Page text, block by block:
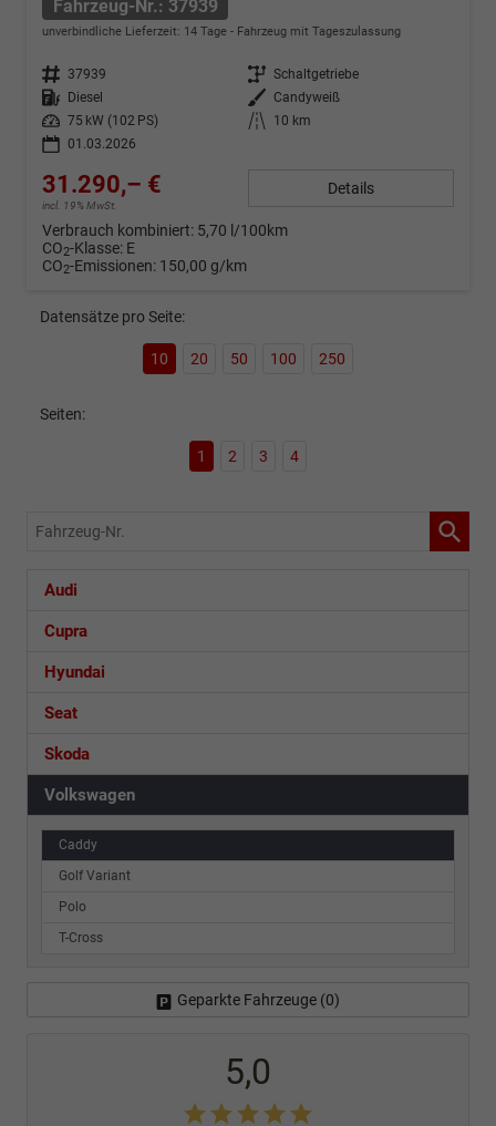
Fahrzeug-Nr.: 37939
unverbindliche Lieferzeit: 14 Tage Fahrzeug mit Tageszulassung
Fahrzeug-Nr. 37939 Getriebe Schaltgetriebe
Kraftstoff Diesel Außenfarbe Candyweiß
Leistung
75 kW (102 PS) Kilometerstand
10 km
01.03.2026
31.290,– €
incl. 19% MwSt.
Details
Verbrauch kombiniert: 5,70 l/100km
CO2-Klasse: E
CO2-Emissionen: 150,00 g/km
Datensätze pro Seite:
10 20 50 100 250
Seiten:
1 2 3 4
Fahrzeug-
Audi
Cupra
Hyundai
Seat
Skoda
Volkswagen
Caddy
Golf Variant
Polo
T-Cross
Geparkte Fahrzeuge (0)
5,0